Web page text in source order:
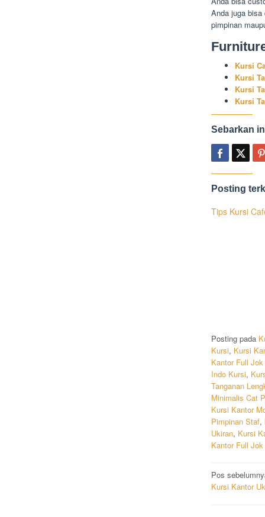
Anda juga
pimpinan
Kursi
Kursi
Kursi
Kursi
Sebarkan
Posting
Tips Kursi
Posting pada
Kursi, Kursi
Kantor Full
Indo Kursi,
Tanganan
Minimalis Cat
Kursi Kantor
Pimpinan Staf,
Ukiran, Kursi
Kantor Full
pos
Pos
Kursi Kantor